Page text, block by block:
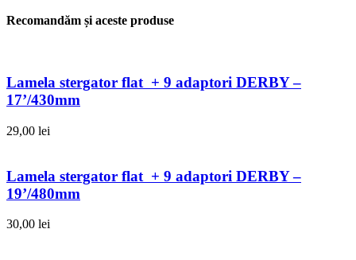
Recomandăm și aceste produse
Lamela stergator flat + 9 adaptori DERBY –
17’/430mm
29,00 lei
Lamela stergator flat + 9 adaptori DERBY –
19’/480mm
30,00 lei